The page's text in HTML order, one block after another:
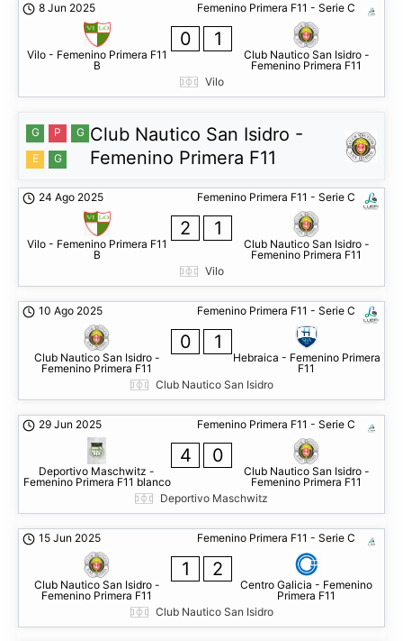
Femenino Primera F11 - Serie C
8 Jun 2025
Vilo - Femenino Primera F11
B
0 1
Club Nautico San Isidro -
Femenino Primera F11
Vilo
Club Nautico San Isidro -
Femenino Primera F11
G P
G
E
G
Femenino Primera F11 - Serie C
24 Ago 2025
Vilo - Femenino Primera F11
B
2 1
Club Nautico San Isidro -
Femenino Primera F11
Vilo
Femenino Primera F11 - Serie C
10 Ago 2025
Club Nautico San Isidro -
Femenino Primera F11
0 1
Hebraica - Femenino Primera
F11
Club Nautico San Isidro
Femenino Primera F11 - Serie C
29 Jun 2025
Deportivo Maschwitz -
Femenino Primera F11 blanco
4 0
Club Nautico San Isidro -
Femenino Primera F11
Deportivo Maschwitz
Femenino Primera F11 - Serie C
15 Jun 2025
Club Nautico San Isidro -
Femenino Primera F11
1 2
Centro Galicia - Femenino
Primera F11
Club Nautico San Isidro